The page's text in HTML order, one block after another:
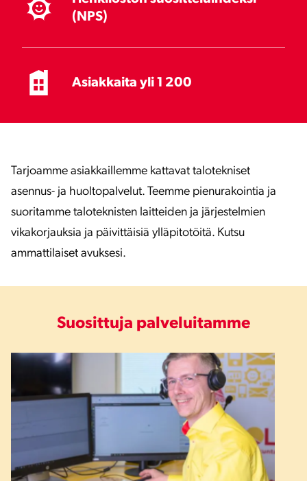
(NPS)
Asiakkaita yli 1 200
Tarjoamme asiakkaillemme kattavat talotekniset
asennus- ja huoltopalvelut. Teemme pienurakointia ja
suoritamme taloteknisten laitteiden ja järjestelmien
vikakorjauksia ja päivittäisiä ylläpitotöitä. Kutsu
ammattilaiset avuksesi.
Suosittuja palveluitamme